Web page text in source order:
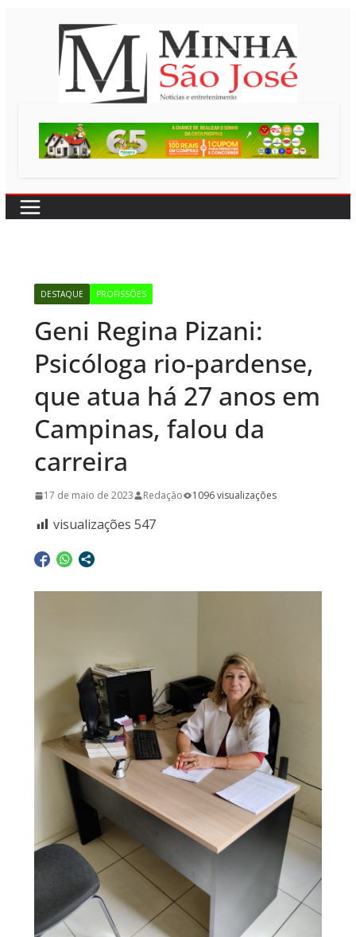
DESTAQUE PROFISSÕES
Geni Regina Pizani:
Psicóloga rio-pardense,
que atua há 27 anos em
Campinas, falou da
carreira
17 de maio de 2023 Redação 1096 visualizações
visualizações 547